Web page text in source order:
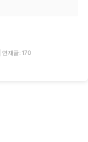
연재글: 170